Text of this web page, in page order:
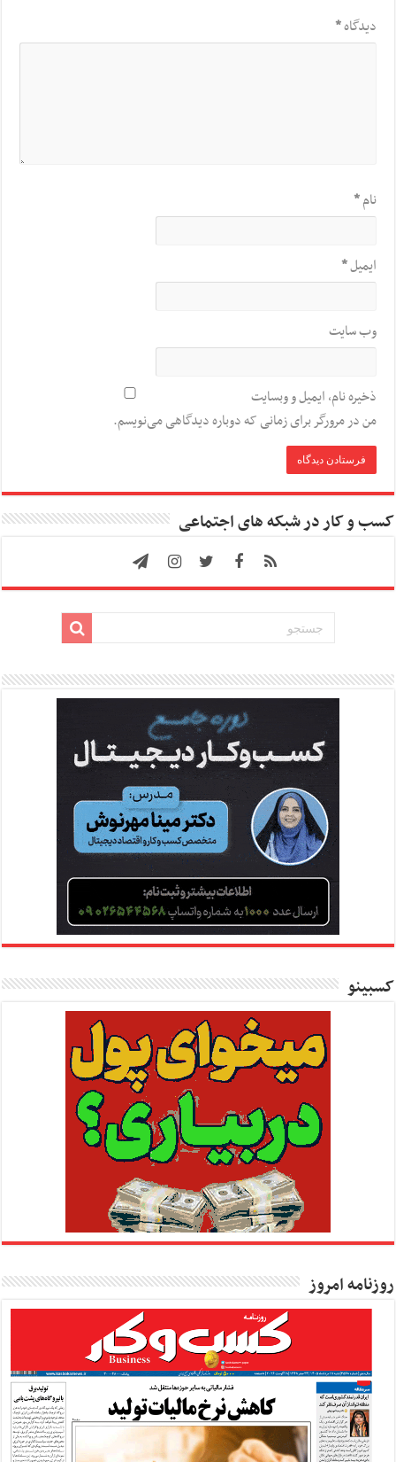
دیدگاه*
نام*
ایمیل*
وب‌ سایت
ذخیره نام، ایمیل و وبسایت
من در مرورگر برای زمانی که دوباره دیدگاهی می‌نویسم.
کسب و کار در شبکه های اجتماعی
کسبینو
روزنامه امروز